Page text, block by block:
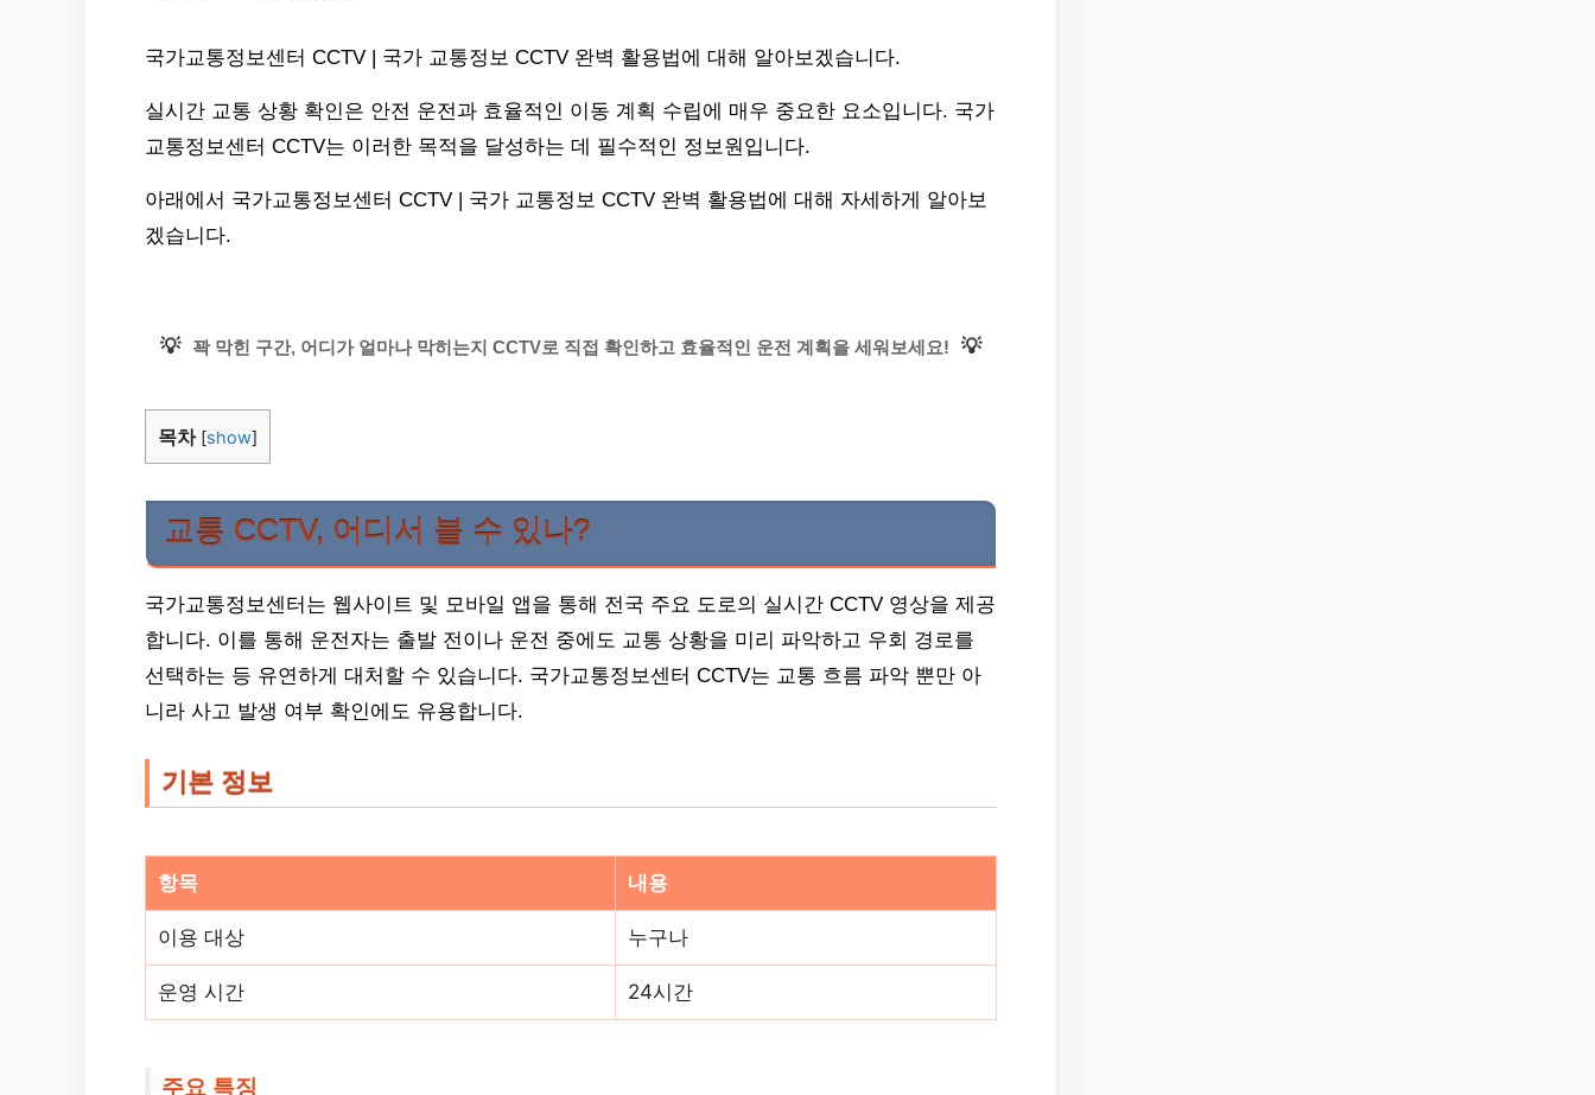
국가교통정보센터 CCTV | 국가 교통정보 CCTV 완벽 활용법에 대해 알아보겠습니다.
실시간 교통 상황 확인은 안전 운전과 효율적인 이동 계획 수립에 매우 중요한 요소입니다. 국가
교통정보센터 CCTV는 이러한 목적을 달성하는 데 필수적인 정보원입니다.
아래에서 국가교통정보센터 CCTV | 국가 교통정보 CCTV 완벽 활용법에 대해 자세하게 알아보
겠습니다.
💡 꽉 막힌 구간, 어디가 얼마나 막히는지 CCTV로 직접 확인하고 효율적인 운전 계획을 세워보세요! 💡
목차 [show]
교통 CCTV, 어디서 볼 수 있나?
국가교통정보센터는 웹사이트 및 모바일 앱을 통해 전국 주요 도로의 실시간 CCTV 영상을 제공
합니다. 이를 통해 운전자는 출발 전이나 운전 중에도 교통 상황을 미리 파악하고 우회 경로를
선택하는 등 유연하게 대처할 수 있습니다. 국가교통정보센터 CCTV는 교통 흐름 파악 뿐만 아
니라 사고 발생 여부 확인에도 유용합니다.
기본 정보
항목 내용
이용 대상 누구나
운영 시간 24시간
주요 특징